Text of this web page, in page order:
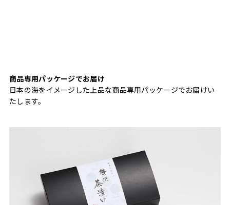
商品専用パッケージでお届け
日本の海をイメージした上品な商品専用パッケージでお届けい
たします。